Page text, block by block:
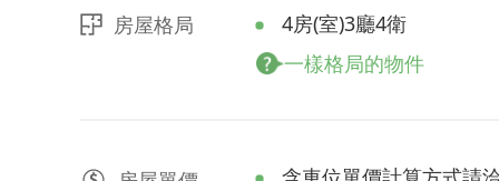
房屋格局
4房(室)3廳4衛
一樣格局的物件